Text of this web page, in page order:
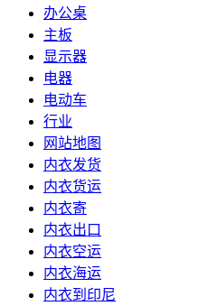
办公桌
主板
显示器
电器
电动车
行业
网站地图
内衣发货
内衣货运
内衣寄
内衣出口
内衣空运
内衣海运
内衣到印尼